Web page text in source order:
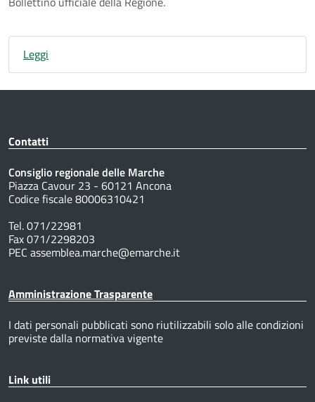
Leggi
Contatti
Consiglio regionale delle Marche
Piazza Cavour 23 - 60121 Ancona
Codice fiscale 80006310421
Tel. 071/22981
Fax 071/2298203
PEC assemblea.marche@emarche.it
Amministrazione Trasparente
I dati personali pubblicati sono riutilizzabili solo alle condizioni
previste dalla normativa vigente
Link utili